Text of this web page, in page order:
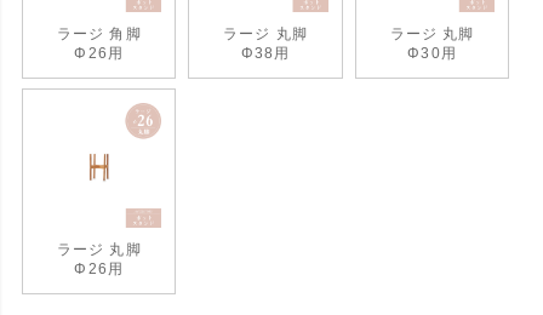
ラージ 角脚
Φ26用
ラージ 丸脚
Φ38用
ラージ 丸脚
Φ30用
ラージ 丸脚
Φ26用